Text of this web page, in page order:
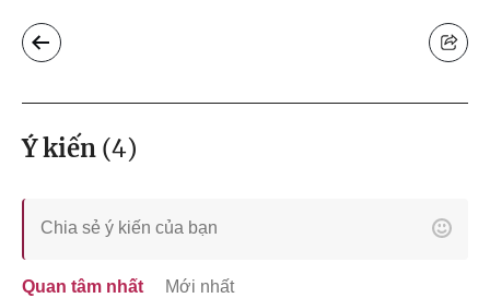
Ý kiến (4)
Quan tâm nhất Mới nhất